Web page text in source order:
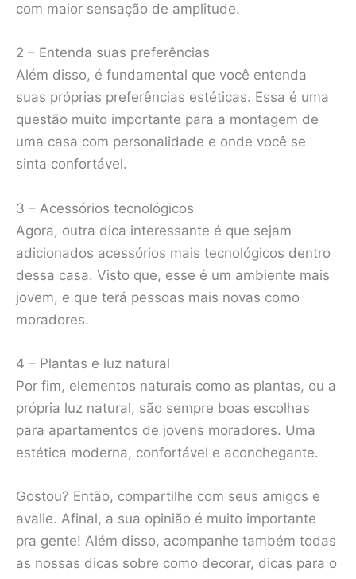
com maior sensação de amplitude.
2 – Entenda suas preferências
Além disso, é fundamental que você entenda
suas próprias preferências estéticas. Essa é uma
questão muito importante para a montagem de
uma casa com personalidade e onde você se
sinta confortável.
3 – Acessórios tecnológicos
Agora, outra dica interessante é que sejam
adicionados acessórios mais tecnológicos dentro
dessa casa. Visto que, esse é um ambiente mais
jovem, e que terá pessoas mais novas como
moradores.
4 – Plantas e luz natural
Por fim, elementos naturais como as plantas, ou a
própria luz natural, são sempre boas escolhas
para apartamentos de jovens moradores. Uma
estética moderna, confortável e aconchegante.
Gostou? Então, compartilhe com seus amigos e
avalie. Afinal, a sua opinião é muito importante
pra gente! Além disso, acompanhe também todas
as nossas dicas sobre como decorar, dicas para o